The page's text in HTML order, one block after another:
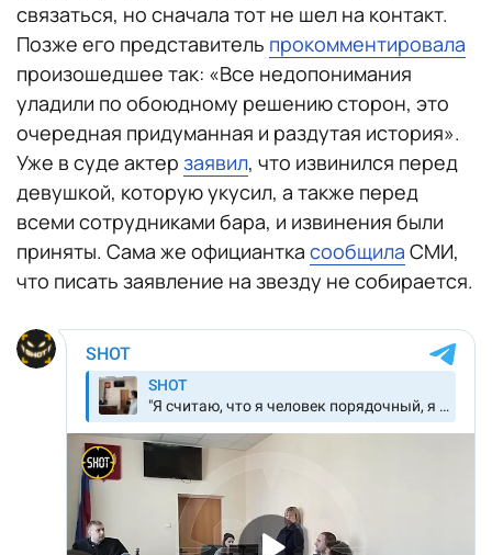
связаться, но сначала тот не шел на контакт.
Позже его представитель прокомментировала
произошедшее так: «Все недопонимания
уладили по обоюдному решению сторон, это
очередная придуманная и раздутая история».
Уже в суде актер заявил, что извинился перед
девушкой, которую укусил, а также перед
всеми сотрудниками бара, и извинения были
приняты. Сама же официантка сообщила СМИ,
что писать заявление на звезду не собирается.